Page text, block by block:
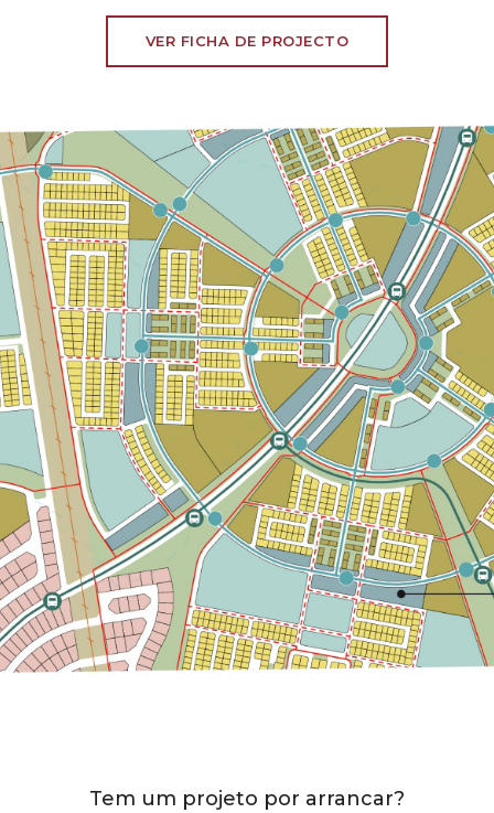
VER FICHA DE PROJECTO
Tem um projeto por arrancar?